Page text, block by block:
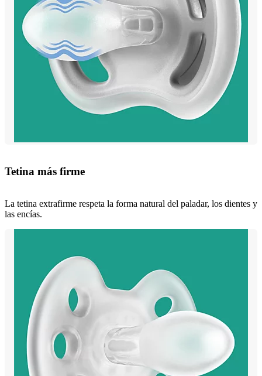
Tetina más firme
La tetina extrafirme respeta la forma natural del paladar, los dientes y
las encías.